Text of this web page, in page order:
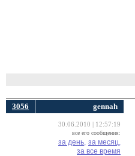
3056 gennah
30.06.2010 | 12:57:19
все его сообщения:
за день, за месяц,
за все время